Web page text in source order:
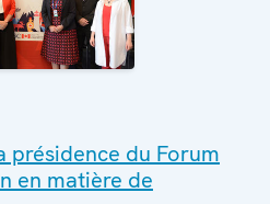
présidence du Forum
en matière de